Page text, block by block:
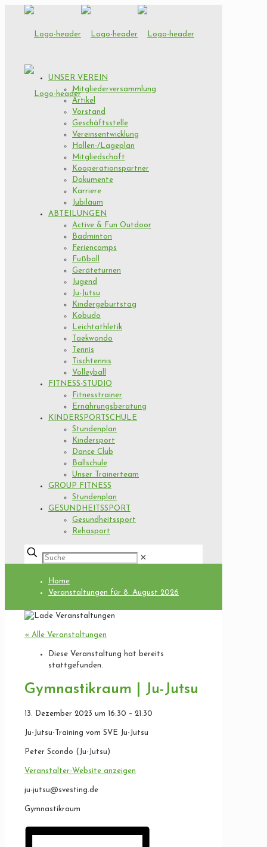
UNSER VEREIN
Mitgliederversammlung
Artikel
Vorstand
Geschäftsstelle
Vereinsentwicklung
Hallen-/Lageplan
Mitgliedschaft
Kooperationspartner
Dokumente
Karriere
Jubiläum
ABTEILUNGEN
Active & Fun Outdoor
Badminton
Feriencamps
Fußball
Geräteturnen
Jugend
Ju-Jutsu
Kindergeburtstag
Kobudo
Leichtathletik
Taekwondo
Tennis
Tischtennis
Volleyball
FITNESS-STUDIO
Fitnesstrainer
Ernährungsberatung
KINDERSPORTSCHULE
Stundenplan
Kindersport
Dance Club
Ballschule
Unser Trainerteam
GROUP FITNESS
Stundenplan
GESUNDHEITSSPORT
Gesundheitssport
Rehasport
✕
Home
Veranstaltungen für 8. August 2026
« Alle Veranstaltungen
Diese Veranstaltung hat bereits
stattgefunden.
Gymnastikraum | Ju-Jutsu
13. Dezember 2023 um 16:30 – 21:30
Ju-Jutsu-Training vom SVE Ju-Jutsu
Peter Scondo (Ju-Jutsu)
Veranstalter-Website anzeigen
ju-jutsu@svesting.de
Gymnastikraum